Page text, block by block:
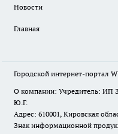
Новости
Главная
Городской интернет-портал
О компании: Учредитель: ИП
Ю.Г.
Адрес: 610001, Кировская
Знак информационной